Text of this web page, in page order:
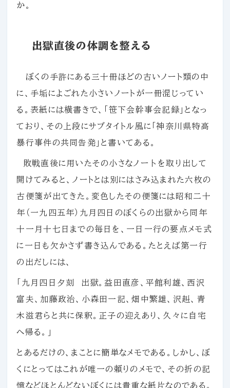
か。
出獄直後の体調を整える
ぼくの手許にある三十冊ほどの古いノート類の中
に、手垢によごれた小さいノートが一冊混じってい
る。表紙には横書きで、「笹下会幹事会記録」となっ
ており、その上段にサブタイトル風に「神奈川県特高
暴行事件の共同告発」と書いてある。
敗戦直後に用いたその小さなノー卜を取り出して
開けてみると、ノートとは別にはさみ込まれた六枚の
古便箋が出てきた。変色したその便箋には昭和二十
年（一九四五年）九月四日のぼくらの出獄から同年
十一月十七日までの毎日を、一日一行の要点メモ式
に一日も欠かさず書き込んである。たとえば第一行
の出だしには、
「九月四日夕刻 出獄。益田直彦、平館利雄、西沢
富夫、加藤政治、小森田一記、畑中繁雄、沢赳、青
木滋君らと共に保釈。正子の迎えあり、久々に自宅
へ帰る。」
とあるだけの、まことに簡単なメモである。しかし、ぼ
くにとってはこれが唯一の頼りのメモで、その折の記
憶などほとんどないぼくには貴重な紙片なのである。